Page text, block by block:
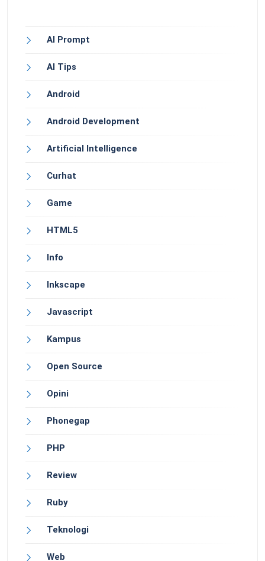
AI Prompt
AI Tips
Android
Android Development
Artificial Intelligence
Curhat
Game
HTML5
Info
Inkscape
Javascript
Kampus
Open Source
Opini
Phonegap
PHP
Review
Ruby
Teknologi
Web